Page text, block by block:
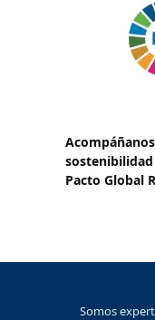
sostenibilidad
Pacto Global
Somos